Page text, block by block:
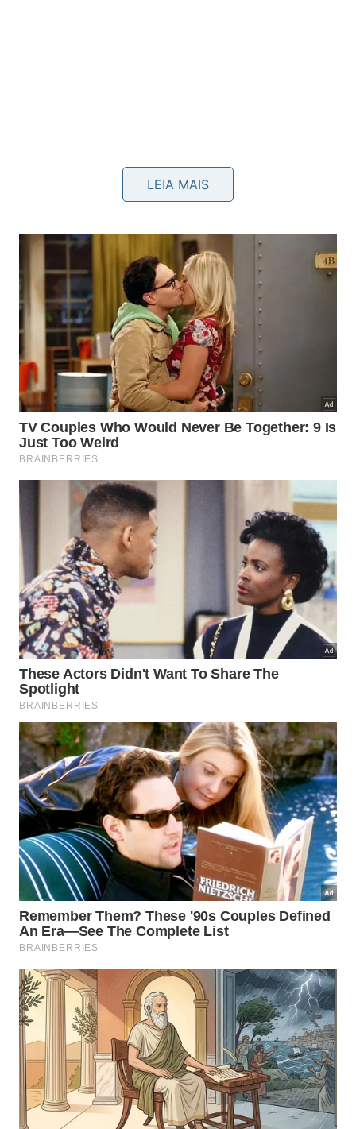
Como preparar a geladeira antes de
Antes de desligar, retire todos os alimentos,
inclusive potes abertos, molhos, frutas e gelo
acumulado no congelador. Depois, remova
prateleiras móveis e gavetas para lavar
separadamente, evitando que pequenos
fiquem escondidos em cantosdifíceis internos.
🧽
Geladeira vazia, seca
e ventilada
A limpeza vem antes da porta
entreaberta
Esvazie completamente o aparelho, retire
restos de gelo e lave as partes removíveis.
Depois, seque tudo com pano limpo antes
de deixar a fresta de ventilação.
A limpeza interna pode ser feita com pano úmido e
bicarbonato diluído, sem encharcar componentes ou
jogar água diretamente. Em seguida, passe pano
limpo e deixe secar com calma, porque a
completa define oresultado.
Antes de sair, confira esta sequência:
LEIA MAIS